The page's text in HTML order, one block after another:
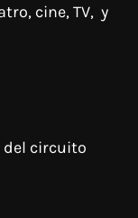
cine, TV, y
del circuito